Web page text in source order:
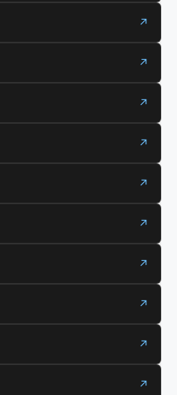
↗
↗
↗
↗
↗
↗
↗
↗
↗
↗